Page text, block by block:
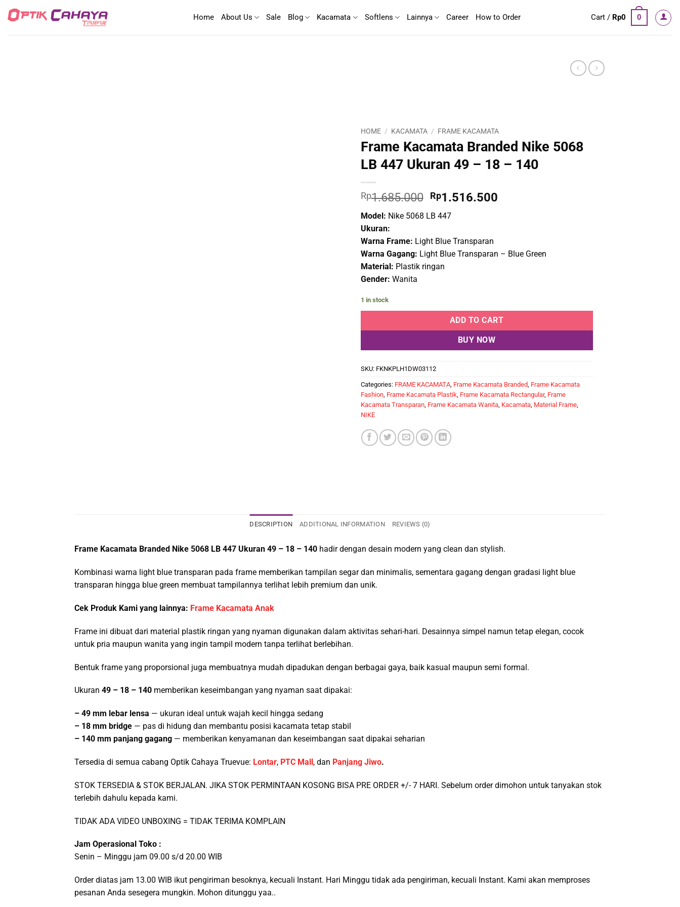
Home About Us Sale Blog Kacamata Softlens Lainnya Career How to Order Cart / Rp0 0
HOME / KACAMATA / FRAME KACAMATA
Frame Kacamata Branded Nike 5068
LB 447 Ukuran 49 – 18 – 140
Rp1.685.000 Original
price
was:
Rp1.516.500Current
Model: Nike 5068 LB 447
Ukuran:
Warna Frame: Light Blue Transparan
Warna Gagang: Light Blue Transparan – Blue Green
Material: Plastik ringan
Gender: Wanita
1 in stock
ADD TO CART
BUY NOW
SKU: FKNKPLH1DW03112
Categories: FRAME KACAMATA, Frame Kacamata Branded Frame Kacamata
Fashion, Frame Kacamata Plastik Frame Kacamata Rectangular, Frame
Kacamata Transparan, Frame Kacamata Wanita, Kacamata, Material Frame,
NIKE
DESCRIPTION ADDITIONAL INFORMATION REVIEWS (0)
Frame Kacamata Branded Nike 5068 LB 447 Ukuran 49 – 18 – 140 hadir dengan desain modern yang clean dan stylish.
Kombinasi warna light blue transparan pada frame memberikan tampilan segar dan minimalis, sementara gagang dengan gradasi light blue
transparan hingga blue green membuat tampilannya terlihat lebih premium dan unik.
Cek Produk Kami yang lainnya: Frame Kacamata Anak
Frame ini dibuat dari material plastik ringan yang nyaman digunakan dalam aktivitas sehari-hari. Desainnya simpel namun tetap elegan, cocok
untuk pria maupun wanita yang ingin tampil modern tanpa terlihat berlebihan.
Bentuk frame yang proporsional juga membuatnya mudah dipadukan dengan berbagai gaya, baik kasual maupun semi formal.
Ukuran 49 – 18 – 140 memberikan keseimbangan yang nyaman saat dipakai:
– 49 mm lebar lensa — ukuran ideal untuk wajah kecil hingga sedang
– 18 mm bridge — pas di hidung dan membantu posisi kacamata tetap stabil
– 140 mm panjang gagang — memberikan kenyamanan dan keseimbangan saat dipakai seharian
Tersedia di semua cabang Optik Cahaya Truevue: Lontar, PTC Mall, dan Panjang Jiwo.
STOK TERSEDIA & STOK BERJALAN. JIKA STOK PERMINTAAN KOSONG BISA PRE ORDER +/- 7 HARI. Sebelum order dimohon untuk tanyakan stok
terlebih dahulu kepada kami.
TIDAK ADA VIDEO UNBOXING = TIDAK TERIMA KOMPLAIN
Jam Operasional Toko :
Senin – Minggu jam 09.00 s/d 20.00 WIB
Order diatas jam 13.00 WIB ikut pengiriman besoknya, kecuali Instant. Hari Minggu tidak ada pengiriman, kecuali Instant. Kami akan memproses
pesanan Anda sesegera mungkin. Mohon ditunggu yaa..